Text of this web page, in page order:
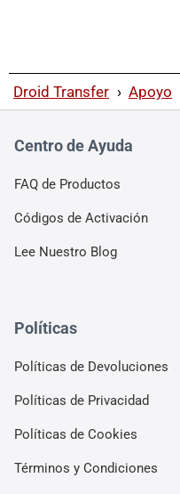
Droid Transfer › Apoyo
Centro de Ayuda
FAQ de Productos
Códigos de Activación
Lee Nuestro Blog
Políticas
Políticas de Devoluciones
Políticas de Privacidad
Políticas de Cookies
Términos y Condiciones